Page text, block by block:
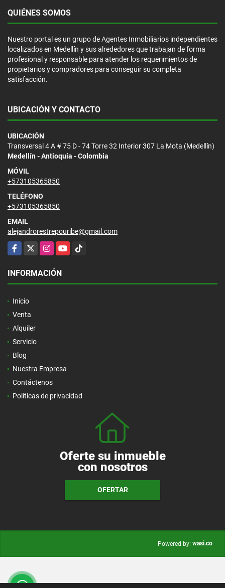
QUIÉNES SOMOS
Nuestro portal es un grupo de Agentes Inmobiliarios independientes
localizados en Medellín y sus alrededores que trabajan de forma
profesional y responsable para atender los requerimientos de
propietarios y compradores para conseguir su completa
satisfacción.
UBICACIÓN Y CONTACTO
UBICACIÓN
Transversal 4 A # 75 D - 74 Torre 32 Interior 307 La Mota (Medellín)
Medellín - Antioquia - Colombia
MÓVIL
+573105365850
TELÉFONO
+573105365850
EMAIL
alejandrorestrepouribe@gmail.com
Facebook
X InstagramYouTubeTikTok
INFORMACIÓN
Inicio
Venta
Alquiler
Servicio
Blog
Nuestra Empresa
Contáctenos
Políticas de privacidad
Oferte su inmueble
con nosotros
OFERTAR
Powered by: wasi.co